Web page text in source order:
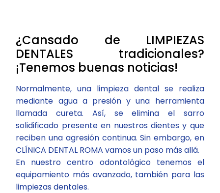
¿Cansado de LIMPIEZAS
DENTALES tradicionales?
¡Tenemos buenas noticias!
Normalmente, una limpieza dental se realiza
mediante agua a presión y una herramienta
llamada cureta. Así, se elimina el sarro
solidificado presente en nuestros dientes y que
reciben una agresión continua. Sin embargo, en
CLÍNICA DENTAL ROMA vamos un paso más allá.
En nuestro centro odontológico tenemos el
equipamiento más avanzado, también para las
limpiezas dentales.